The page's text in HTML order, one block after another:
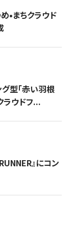
•まちクラウド
グ型「赤い羽根
ラウドフ...
』にコン